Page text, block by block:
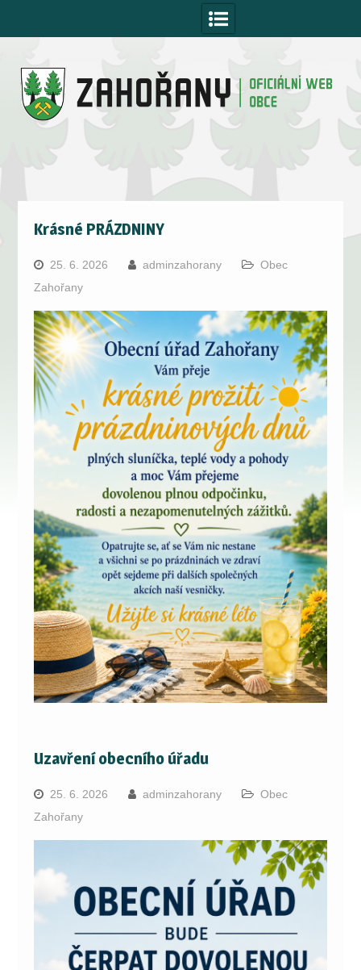
Krásné PRÁZDNINY
25. 6. 2026 adminzahorany
Obec
Zahořany
Uzavření obecního úřadu
25. 6. 2026 adminzahorany
Obec
Zahořany